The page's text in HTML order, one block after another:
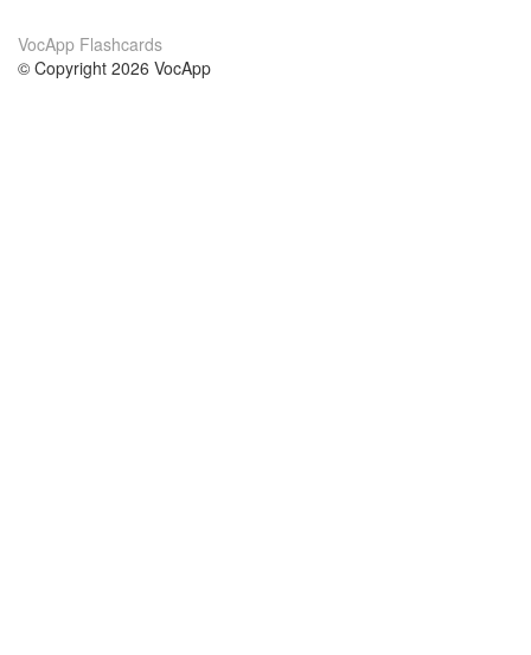
VocApp Flashcards
© Copyright 2026 VocApp